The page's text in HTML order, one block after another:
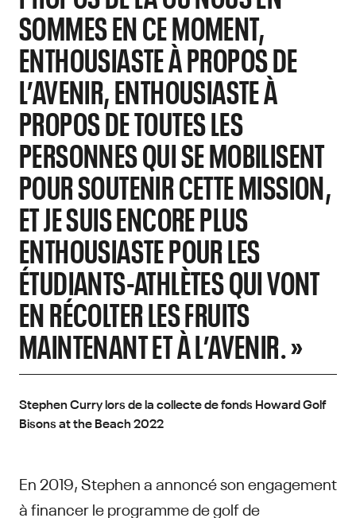
SOMMES EN CE MOMENT,
ENTHOUSIASTE À PROPOS DE
L’AVENIR, ENTHOUSIASTE À
PROPOS DE TOUTES LES
PERSONNES QUI SE MOBILISENT
POUR SOUTENIR CETTE MISSION,
ET JE SUIS ENCORE PLUS
ENTHOUSIASTE POUR LES
ÉTUDIANTS-ATHLÈTES QUI VONT
EN RÉCOLTER LES FRUITS
MAINTENANT ET À L’AVENIR. »
Stephen Curry lors de la collecte de fonds Howard Golf
Bisons at the Beach 2022
En 2019, Stephen a annoncé son engagement
à financer le programme de golf de